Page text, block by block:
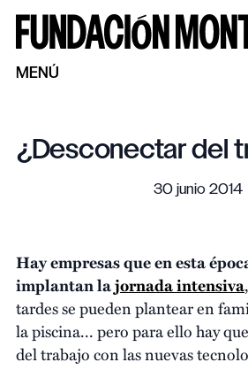
MENÚ
¿Desconectar del
30 junio 2014
Hay empresas que en esta
implantan lajornada intensiva
tardes se pueden plantear en
la piscina... pero para ello hay
del trabajo con las nuevas